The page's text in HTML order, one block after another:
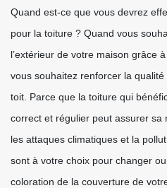
Quand est-ce que vous devrez
pour la toiture ? Quand vous
l’extérieur de votre maison grâce
vous souhaitez renforcer la
toit. Parce que la toiture qui
correct et régulier peut assurer sa
les attaques climatiques et la
sont à votre choix pour changer
coloration de la couverture de